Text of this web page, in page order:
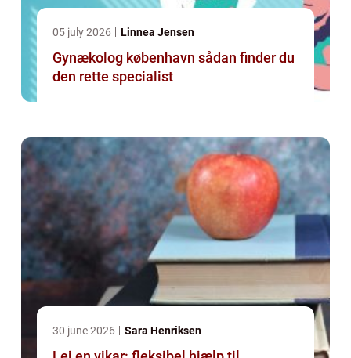
05 july 2026 Linnea Jensen
Gynækolog københavn sådan finder du
den rette specialist
30 june 2026 Sara Henriksen